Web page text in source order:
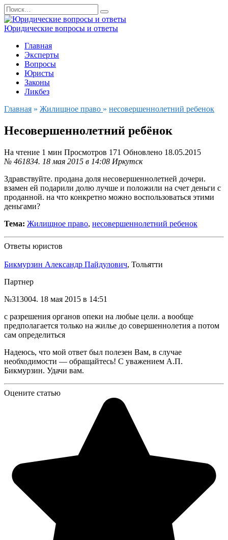
Перейти
к
содержанию
Search
for:
Юридические вопросы и ответы
Главная
Эксперты
Вопросы
Юристы
Законы
Ликбез
Главная » Жилищное право » несовершеннолетний ребенок
Несовершеннолетний ребёнок
На чтение 1 мин Просмотров 171 Обновлено 18.05.2015
№ 461834. 18 мая 2015 в 14:08 Иркутск
Здравствуйте. продана доля несовершеннолетней дочери.
взамен ей подарили долю лучше и положили на счет деньги с
проданной. на что конкретно можно воспользоваться этими
деньгами?
Тема: Жилищное право, несовершеннолетний ребенок
Ответы юристов
Бикмурзин Александр Пайдулович, Тольятти
Партнер
№313004. 18 мая 2015 в 14:51
с разрешения органов опеки на любые цели. а вообще
предполагается только на жилье до совершеннолетия а потом
сам определиться
Надеюсь, что мой ответ был полезен Вам, в случае
необходимости — обращайтесь! С уважением А.П.
Бикмурзин. Удачи вам.
Оцените статью